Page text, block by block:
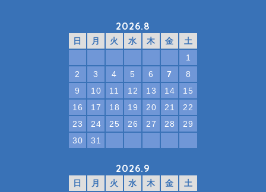
2026.8
日 月 火 水 木 金
土
1
2
3 4 5 6 7
8
9
10 11 12 13 14
15
16
17 18 19 20 21
22
23
24 25 26 27 28
29
30
31
2026.9
日 月 火 水 木 金
土